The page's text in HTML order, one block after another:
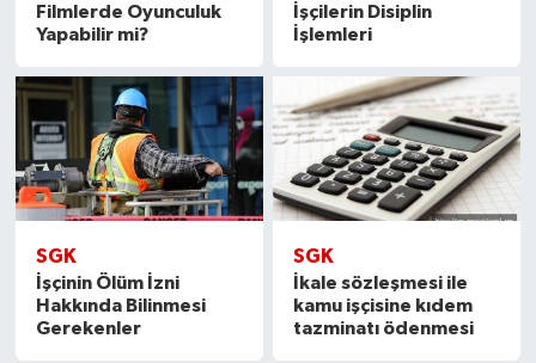
Filmlerde Oyunculuk
Yapabilir mi?
İşçilerin Disiplin
İşlemleri
SGK
İşçinin Ölüm İzni
Hakkında Bilinmesi
Gerekenler
SGK
İkale sözleşmesi ile
kamu işçisine kıdem
tazminatı ödenmesi